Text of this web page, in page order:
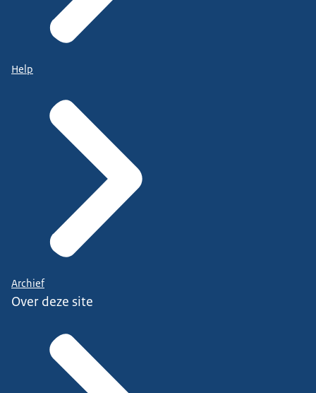
Help
Archief
Over deze site